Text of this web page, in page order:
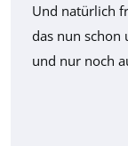
Und natürlich
das nun schon
und nur noch